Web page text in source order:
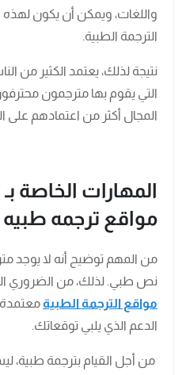
واللغات، ويمكن أن يكون لهذه
الترجمة الطبية.
نتيجة لذلك، يعتمد الكثير من
التي يقوم بها مترجمون
المجال أكثر من اعتمادهم على
المهارات الخاصة
مواقع ترجمه طبيه
من المهم توضيح أنه لا يوجد
نص طبي. لذلك، من الضروري
مواقع الترجمة الطبية
الدعم الذي يلبي توقعاتك.
من أجل القيام بترجمة